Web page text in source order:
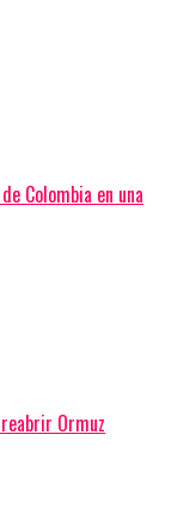
Colombia en una
Ormuz